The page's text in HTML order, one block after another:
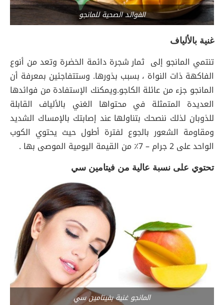
الفوائد الصحية للمانجو
غنية بالألياف
تنتمي المانجو إلى ثمار شجرة دائمة الخضرة وتعد من أنوع
الفاكهة ذات النواة ، بسبب بذورها. وستتفاجئين بمعرفة أن
المانجو جزء من عائلة الكاجو.ويمكنك الإستفادة من فوائدها
العديدة المتمثلة في محتواها الغني بالألياف القابلة
للذوبان لذلك ننصحك بتناولها عند إصابتك بالإمساك الشديد
ومقاومة الشعور بالجوع لفترة أطول حيث يحتوي الكوب
الواحد على 2 جرام – 7٪ من القيمة اليومية الموصى بها .
تحتوي على نسبة عالية من فيتامين سي
المانجو غنية بفيتامين سي